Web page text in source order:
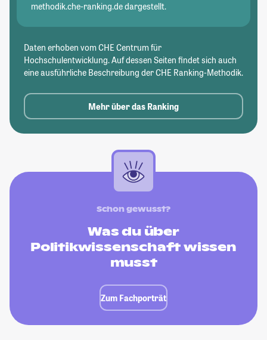
methodik.che-ranking.de dargestellt.
Daten erhoben vom CHE Centrum für
Hochschulentwicklung. Auf dessen Seiten findet sich auch
eine ausführliche Beschreibung der CHE Ranking-Methodik.
Mehr über das Ranking
Schon gewusst?
Was du über
Politikwissenschaft wissen
musst
Zum Fachporträt